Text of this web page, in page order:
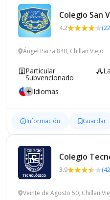
Colegio San
4.2
Ángel Parra 840, Chillan Viejo
Particular
Subvencionado
Idiomas
Información Guardar
Colegio
3.9
Veinte de Agosto 50, Chillan